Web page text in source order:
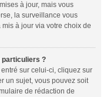
à jour, mais vous
la surveillance vous
à jour via votre choix de
particuliers ?
sur celui-ci, cliquez sur
un sujet, vous pouvez soit
de rédaction de